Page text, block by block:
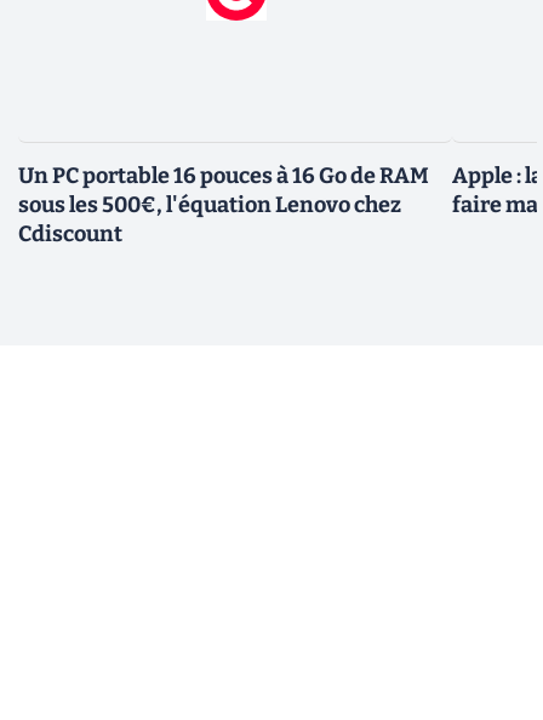
Un PC portable 16 pouces à 16 Go de RAM
sous les 500€, l'équation Lenovo chez
Cdiscount
Apple :
faire